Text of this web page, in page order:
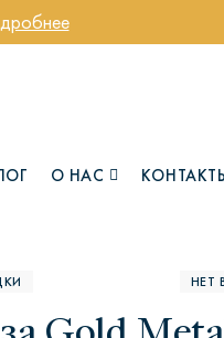
О НАС
НЕТ